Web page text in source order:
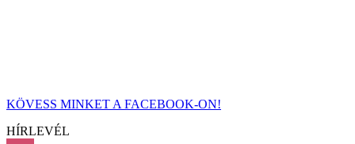
KÖVESS MINKET A FACEBOOK-ON!
HÍRLEVÉL